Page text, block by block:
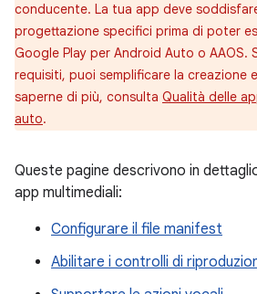
conducente. La tua app deve
progettazione specifici prima di poter
Google Play per Android Auto o AAOS.
requisiti, puoi semplificare la creazione
saperne di più, consulta Qualità delle
auto.
Queste pagine descrivono in
app multimediali:
Configurare il file manifest
Abilitare i controlli di